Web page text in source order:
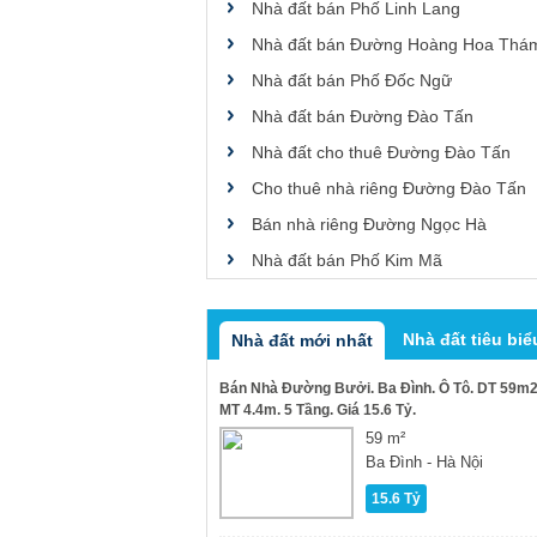
Nhà đất bán Phố Linh Lang
Nhà đất bán Đường Hoàng Hoa
Nhà đất bán Phố Đốc Ngữ
Nhà đất bán Đường Đào Tấn
Nhà đất cho thuê Đường Đào Tấn
Cho thuê nhà riêng Đường Đào Tấn
Bán nhà riêng Đường Ngọc Hà
Nhà đất bán Phố Kim Mã
Nhà đất mới nhất Nhà đất tiêu
Bán Nhà Đường Bưởi. Ba Đình. Ô Tô. DT
MT 4.4m. 5 Tầng. Giá 15.6 Tỷ.
59 m²
Ba Đình - Hà Nội
15.6 Tỷ